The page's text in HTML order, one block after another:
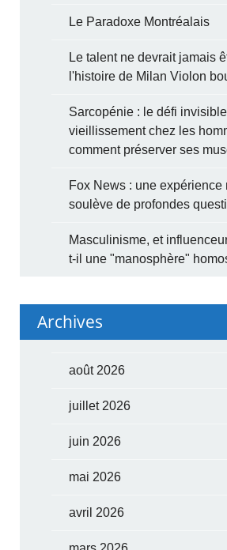
Le Paradoxe Montréalais
Le talent ne devrait jamais
l'histoire de Milan Violon
Sarcopénie : le défi
vieillissement chez les
comment préserver ses
Fox News : une expérience
soulève de profondes
Masculinisme, et
t-il une "manosphère"
Archives
août 2026
juillet 2026
juin 2026
mai 2026
avril 2026